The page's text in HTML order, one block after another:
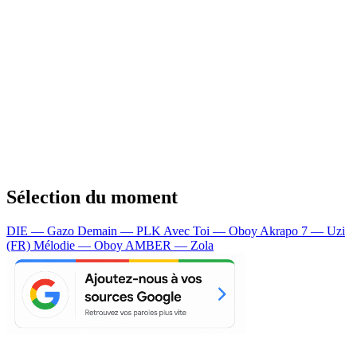
Sélection du moment
DIE — Gazo Demain — PLK Avec Toi — Oboy Akrapo 7 — Uzi
(FR) Mélodie — Oboy AMBER — Zola